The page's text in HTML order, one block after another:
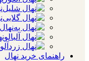
راهنمای خرید نهال